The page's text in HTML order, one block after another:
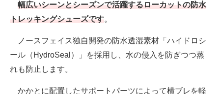
幅広いシーンとシーズンで活躍するローカットの防水
トレッキングシューズです。
ノースフェイス独自開発の防水透湿素材「ハイドロシ
ール（HydroSeal）」を採用し、水の侵入を防ぎつつ蒸
れも防止します。
かかとに配置したサポートパーツによって横ブレを軽